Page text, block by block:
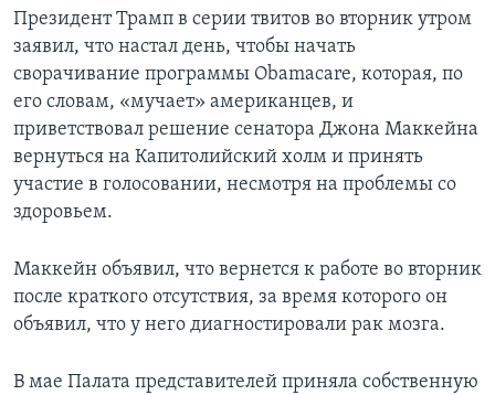
Президент Трамп в серии твитов во вторник утром
заявил, что настал день, чтобы начать
сворачивание программы Obamacare, которая, по
его словам, «мучает» американцев, и
приветствовал решение сенатора Джона Маккейна
вернуться на Капитолийский холм и принять
участие в голосовании, несмотря на проблемы со
здоровьем.
Маккейн объявил, что вернется к работе во вторник
после краткого отсутствия, за время которого он
объявил, что у него диагностировали рак мозга.
В мае Палата представителей приняла собственную